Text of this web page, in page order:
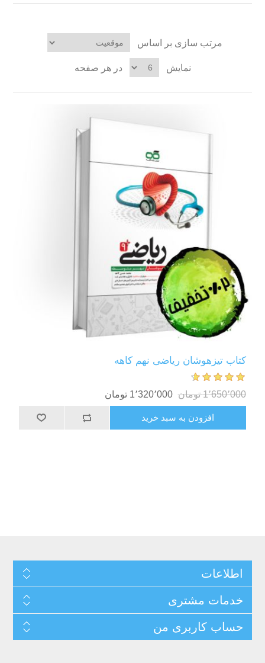
مرتب سازی بر اساس
نمایش در هر صفحه
کتاب تیزهوشان ریاضی نهم کاهه
1٬650٬000 تومان 1٬320٬000 تومان
افزودن به سبد خرید
اطلاعات
خدمات مشتری
حساب کاربری من